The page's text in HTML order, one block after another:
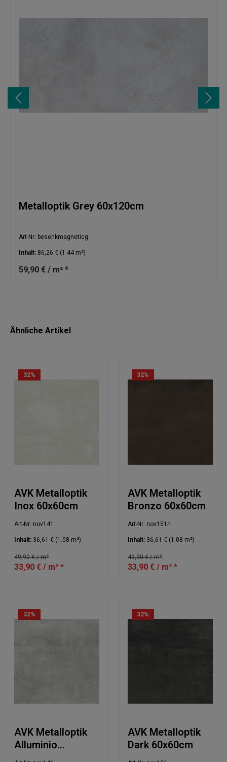
Metalloptik Grey 60x120cm
Art-Nr: besenkmagneticg
Inhalt: 86,26 € (1.44 m²)
59,90 € / m² *
Ähnliche Artikel
32%
AVK Metalloptik
Inox 60x60cm
Art-Nr: nov141
Inhalt: 36,61 € (1.08 m²)
49,90 € / m²
33,90 € / m² *
32%
AVK Metalloptik
Bronzo 60x60cm
Art-Nr: nov151n
Inhalt: 36,61 € (1.08 m²)
49,90 € / m²
33,90 € / m² *
32%
AVK Metalloptik
Alluminio
60x60cm
32%
AVK Metalloptik
Dark 60x60cm